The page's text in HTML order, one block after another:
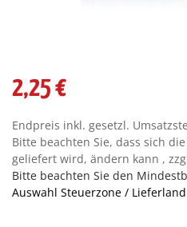
2,25 €
Endpreis inkl. gesetzl.
Bitte beachten Sie, dass sich
geliefert wird, ändern kann ,
Bitte beachten Sie den
Auswahl Steuerzone / Lieferland